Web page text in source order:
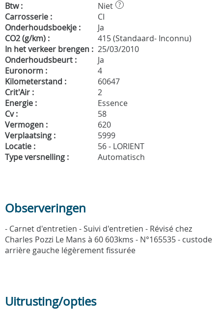
Btw :
Niet ?
Carrosserie :
CI
Onderhoudsboekje :
Ja
CO2 (g/km) :
415 (Standaard- Inconnu)
In het verkeer brengen : 25/03/2010
Onderhoudsbeurt :
Ja
Euronorm :
4
Kilometerstand :
60647
Crit'Air :
2
Energie :
Essence
Cv :
58
Vermogen :
620
Verplaatsing :
5999
Locatie :
56 - LORIENT
Type versnelling :
Automatisch
Observeringen
- Carnet d'entretien - Suivi d'entretien - Révisé chez
Charles Pozzi Le Mans à 60 603kms - N°165535 - custode
arrière gauche légèrement fissurée
Uitrusting/opties